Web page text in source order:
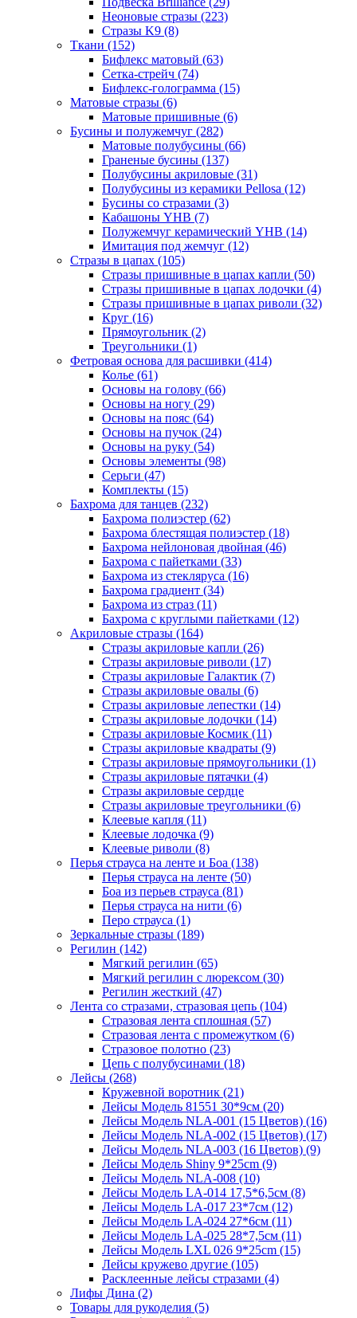
Неоновые стразы (223)
Стразы K9 (8)
Ткани (152)
Бифлекс матовый (63)
Сетка-стрейч (74)
Бифлекс-голограмма (15)
Матовые стразы (6)
Матовые пришивные (6)
Бусины и полужемчуг (282)
Матовые полубусины (66)
Граненые бусины (137)
Полубусины акриловые (31)
Полубусины из керамики Pellosa (12)
Бусины со стразами (3)
Кабашоны YHB (7)
Полужемчуг керамический YHB (14)
Имитация под жемчуг (12)
Стразы в цапах (105)
Стразы пришивные в цапах капли (50)
Стразы пришивные в цапах лодочки (4)
Стразы пришивные в цапах риволи (32)
Круг (16)
Прямоугольник (2)
Треугольники (1)
Фетровая основа для расшивки (414)
Колье (61)
Основы на голову (66)
Основы на ногу (29)
Основы на пояс (64)
Основы на пучок (24)
Основы на руку (54)
Основы элементы (98)
Серьги (47)
Комплекты (15)
Бахрома для танцев (232)
Бахрома полиэстер (62)
Бахрома блестящая полиэстер (18)
Бахрома нейлоновая двойная (46)
Бахрома с пайетками (33)
Бахрома из стекляруса (16)
Бахрома градиент (34)
Бахрома из страз (11)
Бахрома с круглыми пайетками (12)
Акриловые стразы (164)
Стразы акриловые капли (26)
Стразы акриловые риволи (17)
Стразы акриловые Галактик (7)
Стразы акриловые овалы (6)
Стразы акриловые лепестки (14)
Стразы акриловые лодочки (14)
Стразы акриловые Космик (11)
Стразы акриловые квадраты (9)
Стразы акриловые прямоугольники (1)
Стразы акриловые пятачки (4)
Стразы акриловые сердце
Стразы акриловые треугольники (6)
Клеевые капля (11)
Клеевые лодочка (9)
Клеевые риволи (8)
Перья страуса на ленте и Боа (138)
Перья страуса на ленте (50)
Боа из перьев страуса (81)
Перья страуса на нити (6)
Перо страуса (1)
Зеркальные стразы (189)
Регилин (142)
Мягкий регилин (65)
Мягкий регилин с люрексом (30)
Регилин жесткий (47)
Лента со стразами, стразовая цепь (104)
Стразовая лента сплошная (57)
Стразовая лента с промежутком (6)
Стразовое полотно (23)
Цепь с полубусинами (18)
Лейсы (268)
Кружевной воротник (21)
Лейсы Модель 81551 30*9см (20)
Лейсы Модель NLA-001 (15 Цветов) (16)
Лейсы Модель NLA-002 (15 Цветов) (17)
Лейсы Модель NLA-003 (16 Цветов) (9)
Лейсы Модель Shiny 9*25cm (9)
Лейсы Модель NLA-008 (10)
Лейсы Модель LA-014 17,5*6,5см (8)
Лейсы Модель LA-017 23*7см (12)
Лейсы Модель LA-024 27*6см (11)
Лейсы Модель LA-025 28*7,5см (11)
Лейсы Модель LXL 026 9*25cm (15)
Лейсы кружево другие (105)
Расклеенные лейсы стразами (4)
Лифы Дина (2)
Товары для рукоделия (5)